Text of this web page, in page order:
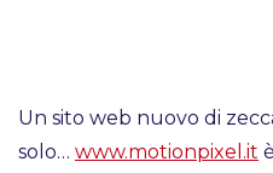
Un sito web nuovo di
solo… www.motionpixel.it